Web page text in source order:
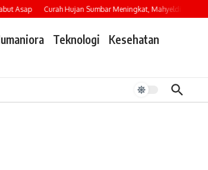
Asap Curah Hujan Sumbar Meningkat, Mahyeldi Imbau
Teknologi
Kesehatan